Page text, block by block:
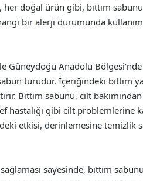
her doğal ürün gibi, bıttım
bir alerji durumunda
Güneydoğu Anadolu
türüdür. İçeriğindeki bıttım
Bıttım sabunu, cilt
hastalığı gibi cilt problemlerine
etkisi, derinlemesine temizlik
sayesinde, bıttım